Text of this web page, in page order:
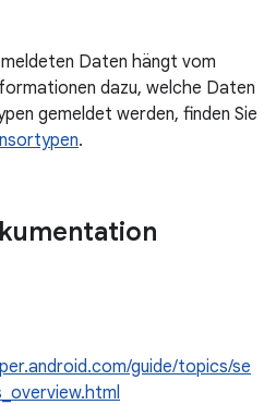
Daten hängt vom
dazu, welche Daten
gemeldet werden, finden Sie
.
guide/topics/se